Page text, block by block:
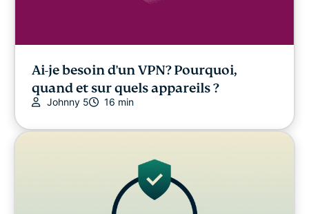
Divertissement
Guides pratiques
Guides sur les VPN
Ai-je besoin d'un VPN? Pourquoi,
quand et sur quels appareils ?
Johnny 5 16 min